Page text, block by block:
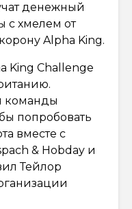
денежный
с хмелем от
Alpha King.
King Challenge
команды
попробовать
вместе с
& Hobday и
Тейлор